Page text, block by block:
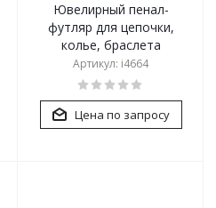
Ювелирный пенал-
футляр для цепочки,
колье, браслета
Артикул: i4664
Цена по запросу